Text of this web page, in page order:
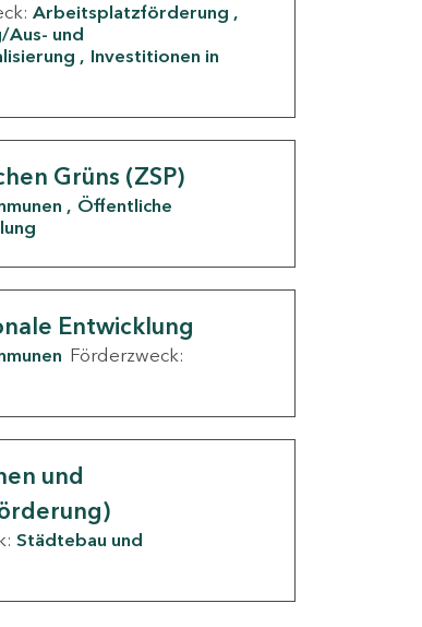
Arbeitsplatzförderung
Aus- und
Investitionen in
Grüns (ZSP)
Öffentliche
Entwicklung
Förderzweck:
und
Städtebau und